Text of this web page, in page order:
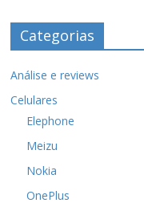
Categorias
Análise e reviews
Celulares
Elephone
Meizu
Nokia
OnePlus